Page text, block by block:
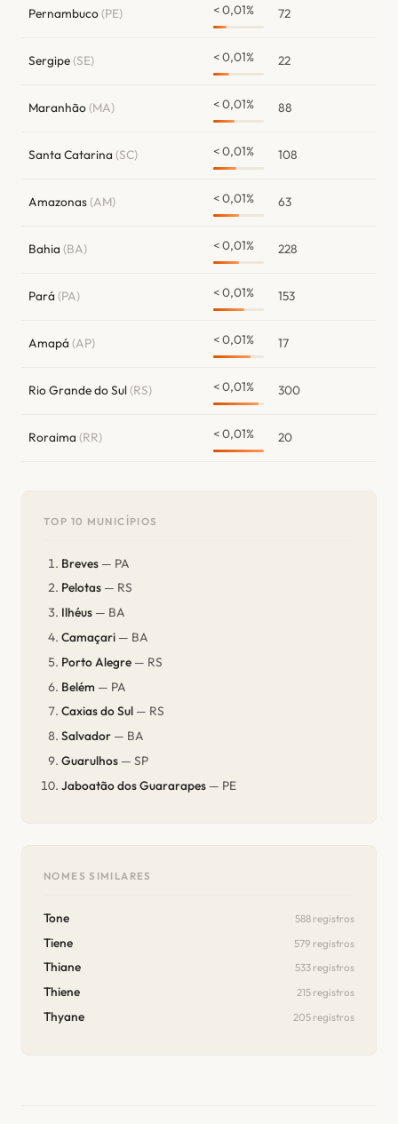
Pernambuco(PE) < 0,01% 72
Sergipe(SE) < 0,01% 22
Maranhão(MA) < 0,01% 88
Santa Catarina (SC) < 0,01% 108
Amazonas(AM) < 0,01% 63
Bahia (BA) < 0,01% 228
Pará (PA) < 0,01% 153
Amapá (AP) < 0,01% 17
Rio Grande do Sul(RS) < 0,01% 300
Roraima (RR) < 0,01% 20
TOP 10 MUNICÍPIOS
Breves — PA
Pelotas — RS
Ilhéus — BA
Camaçari — BA
Porto Alegre — RS
Belém — PA
Caxias do Sul — RS
Salvador — BA
Guarulhos — SP
Jaboatão dos Guararapes — PE
NOMES SIMILARES
Tone 588 registros
Tiene 579 registros
Thiane 533 registros
Thiene 215 registros
Thyane 205 registros